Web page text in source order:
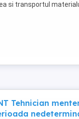
si transportul
...
Tehnician